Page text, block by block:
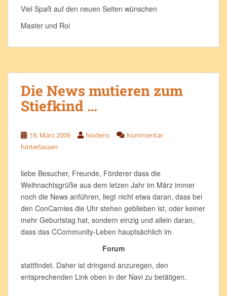
Viel Spaß auf den neuen Seiten wünschen
Master und Roi
Die News mutieren zum
Stiefkind …
18. März 2006 Nodens
Kommentar
hinterlassen
liebe Besucher, Freunde, Förderer dass die
Weihnachtsgrüße aus dem letzen Jahr im März immer
noch die News anführen, liegt nicht etwa daran, dass bei
den ConCarnies die Uhr stehen geblieben ist, oder keiner
mehr Geburtstag hat, sondern einzig und allein daran,
dass das CCommunity-Leben hauptsächlich im
Forum
stattfindet. Daher ist dringend anzuregen, den
entsprechenden Link oben in der Navi zu betätigen.